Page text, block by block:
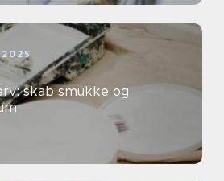
skab smukke og